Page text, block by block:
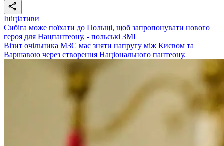
Ініціативи
Сибіга може поїхати до Польщі, щоб запропонувати нового
героя для Нацпантеону, - польські ЗМІ
Візит очільника МЗС має зняти напругу між Києвом та
Варшавою через створення Національного пантеону.